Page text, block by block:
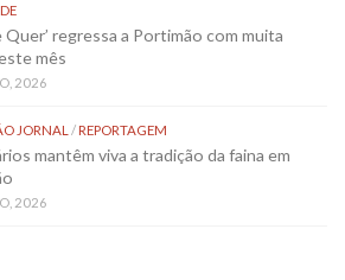
Quer’ regressa a Portimão com muita
mês
2026
JORNAL /REPORTAGEM
mantêm viva a tradição da faina em
2026